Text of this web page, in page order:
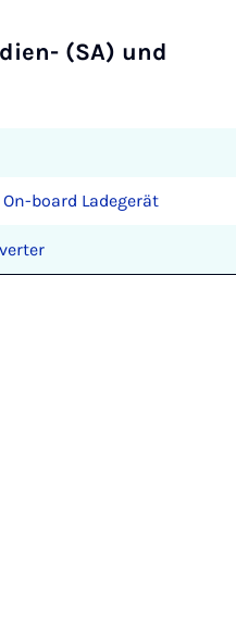
(SA) und
board Ladegerät